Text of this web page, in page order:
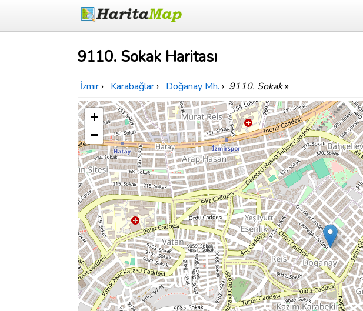
9110. Sokak Haritası
İzmir › Karabağlar › Doğanay Mh. › 9110. Sokak»
+
−